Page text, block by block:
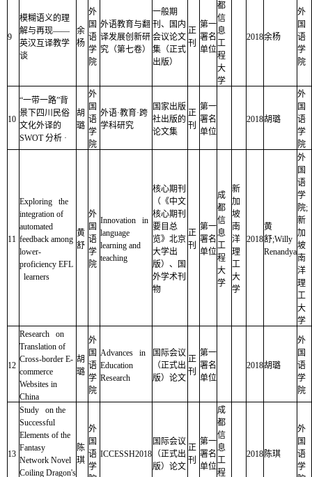
9
模糊语义的理
解与再现——
英汉互译教学
谈
余
杨
外
国
语
学
院
外语教育与翻
译发展创新研
究（第七卷）
一般期
刊、国内
会议论文
集（正式
出版）
正
刊
第一
署名
单位
都
信
息
工
程
大
学
2018余杨
外
国
语
学
院
10
“一带一路”背
景下四川民俗
文化外译的
SWOT 分析 ·
胡
璐
外
国
语
学
院
外语·教育·跨
学科研究
国家出版
社出版的
论文集
正
刊
第一
署名
单位
2018胡璐
外
国
语
学
院
11
Exploring the
integration of
automated
feedback among
lower-
proficiency EFL
learners
黄
舒
外
国
语
学
院
Innovation in
language
learning and
teaching
核心期刊
（《中文
核心期刊
要目总
览》北京
大学出
版）、国
外学术刊
物
正
刊
第一
署名
单位
成
都
信
息
工
程
大
学
新
加
坡
南
洋
理
工
大
学
2018
黄
舒;Willy
Renandya
外
国
语
学
院;
新
加
坡
南
洋
理
工
大
学
12
Research on
Translation of
Cross-border E-
commerce
Websites in
China
胡
璐
外
国
语
学
院
Advances in
Education
Research
国际会议
（正式出
版）论文
正
刊
第一
署名
单位
2018胡璐
外
国
语
学
院
13
Study on the
Successful
Elements of the
Fantasy
Network Novel
Coiling Dragon's
陈
琪
外
国
语
学
ICCESSH2018
国际会议
（正式出
版）论文
正
刊
第一
署名
单位
成
都
信
息
工
程
2018 陈琪
外
国
语
学